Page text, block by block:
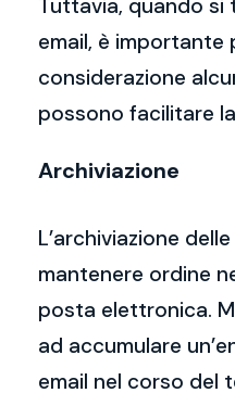
Tuttavia, quando
email, è importante
considerazione
possono facilitare
Archiviazione
L’archiviazione
mantenere ordine
posta elettronica.
ad accumulare
email nel corso del